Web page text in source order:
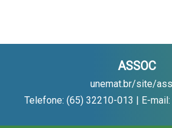
ASSOC
unemat.br/site/
Telefone: (65) 32210-013 | E-